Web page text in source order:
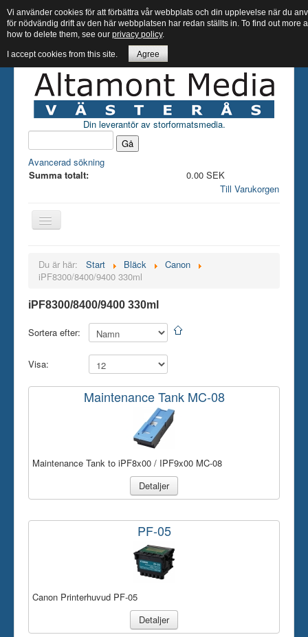
Din leverantör av storformatsmedia.
Avancerad sökning
Summa totalt:
0.00 SEK
Till Varukorgen
Bläck
Papper
Kontakt oss
Du är här: Start Bläck
Canon
iPF8300/8400/9400 330ml
iPF8300/8400/9400 330ml
Sortera efter:
Visa:
Maintenance Tank MC-08
Maintenance Tank to iPF8x00 / IPF9x00 MC-08
Detaljer
PF-05
Canon Printerhuvud PF-05
Detaljer
Vi använder cookies för att förbättra vår webbplats och din upplevelse när du
för nödvändig drift av den här webbplatsen har redan ställts in. To find out more
how to delete them, see our privacy policy.
I accept cookies from this site. Agree